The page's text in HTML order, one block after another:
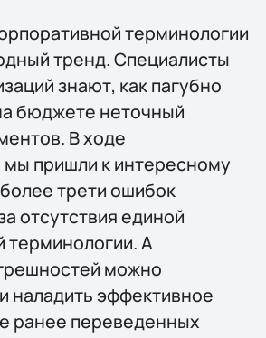
терминологии
тренд. Специалисты
знают, как пагубно
бюджете неточный
В ходе
мы пришли к интересному
трети ошибок
отсутствия единой
А
можно
наладить эффективное
ранее переведенных